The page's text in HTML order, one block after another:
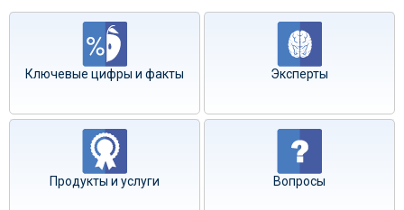
Ключевые цифры и факты Эксперты
Продукты и услуги Вопросы